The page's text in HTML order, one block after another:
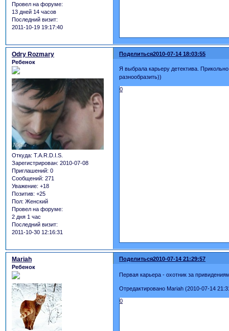
Провел на форуме:
13 дней 14 часов
Последний визит:
2011-10-19 19:17:40
Поделиться2010-07-14 18:03:55
Odry Rozmary
Ребенок
Откуда: T.A.R.D.I.S.
Зарегистрирован: 2010-07-08
Приглашений: 0
Сообщений: 271
Уважение: +18
Позитив: +25
Пол: Женский
Провел на форуме:
2 дня 1 час
Последний визит:
2011-10-30 12:16:31
Я выбрала карьеру детектива.
разнообразить))
0
Поделиться2010-07-14 21:29:57
Mariah
Ребенок
Первая карьера - охотник за
Отредактировано Mariah (2010-07-14
0